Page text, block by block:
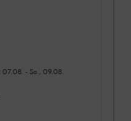
07.08. - So., 09.08.